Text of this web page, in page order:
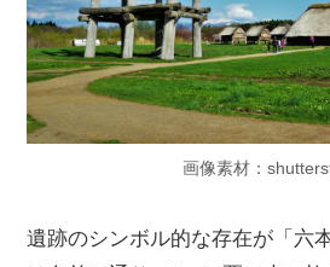
画像素材：
遺跡のシンボル的な存在が「六